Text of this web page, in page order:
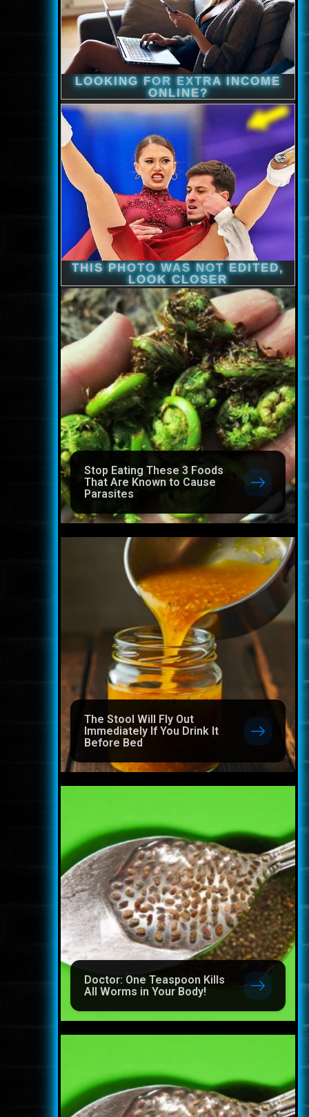
Stop Eating These 3 Foods
That Are Known to Cause
Parasites
The Stool Will Fly Out
Immediately If You Drink It
Before Bed
Doctor: One Teaspoon Kills
All Worms in Your Body!